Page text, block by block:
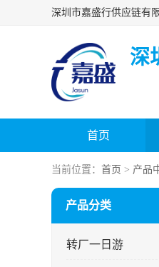
深
首页
当前位置： 首页 > 产品
产品分类
转厂一日游